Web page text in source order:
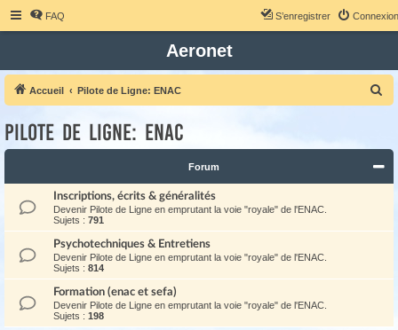
FAQ Connexion
S’enregistrer
Aeronet
Accueil Pilote de Ligne: ENAC
r
Pilote de Ligne: ENAC
Forum
Inscriptions, écrits & généralités
Devenir Pilote de Ligne en emprutant la voie "royale" de l'ENAC.
Sujets : 791
Psychotechniques & Entretiens
Devenir Pilote de Ligne en emprutant la voie "royale" de l'ENAC.
Sujets : 814
Formation (enac et sefa)
Devenir Pilote de Ligne en emprutant la voie "royale" de l'ENAC.
Sujets : 198